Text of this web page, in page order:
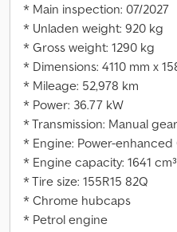
* Main inspection: 07/2027
* Unladen weight: 920 kg
* Gross weight: 1290 kg
* Dimensions: 4110 mm x
* Mileage: 52,978 km
* Power: 36.77 kW
* Transmission: Manual
* Engine: Power-
* Engine capacity: 1641 cm³
* Tire size: 155R15 82Q
* Chrome hubcaps
* Petrol engine